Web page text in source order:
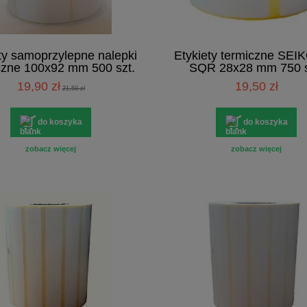
samoprzylepne nalepki
100x92 mm 500 szt.
19,90 zł 21,50 zł
do koszyka
zobacz więcej
Etykiety termiczne
SQR 28x28 mm 750
19,50 zł
do koszyka
zobacz więcej